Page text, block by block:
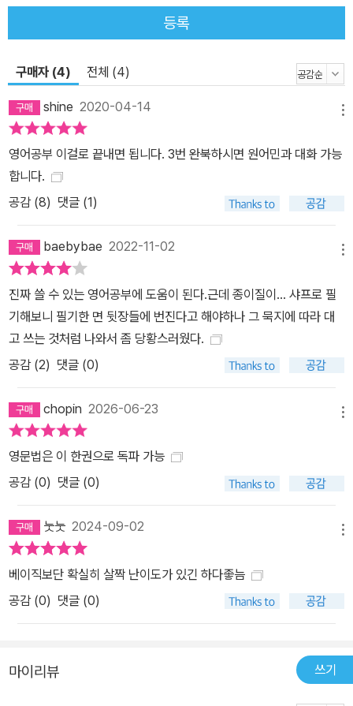
등록
구매자 (4) 전체 (4)
shine 2020-04-14
영어공부 이걸로 끝내면 됩니다. 3번 완북하시면 원어민과 대화 가능
합니다.
공감 (8) 댓글 (1)
baebybae 2022-11-02
진짜 쓸 수 있는 영어공부에 도움이 된다.근데 종이질이... 샤프로 필
기해보니 필기한 면 뒷장들에 번진다고 해야하나 그 묵지에 따라 대
고 쓰는 것처럼 나와서 좀 당황스러웠다.
공감 (2) 댓글 (0)
chopin 2026-06-23
영문법은 이 한권으로 독파 가능
공감 (0) 댓글 (0)
눗눗 2024-09-02
베이직보단 확실히 살짝 난이도가 있긴 하다좋늠
공감 (0) 댓글 (0)
마이리뷰 쓰기